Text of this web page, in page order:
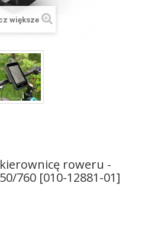
+
większe
roweru -
760 [010-12881-01]